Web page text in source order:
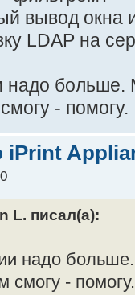
вывод окна
LDAP на
больше.
- помогу.
iPrint
L. писал(а):
надо
смогу - помогу.